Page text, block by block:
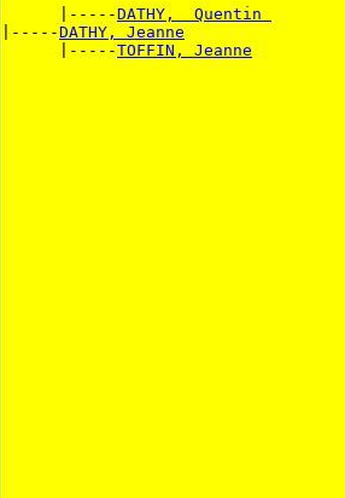
      |-----
DATHY,  Quentin
|-----DATHY, Jeanne
      |-----
TOFFIN, Jeanne